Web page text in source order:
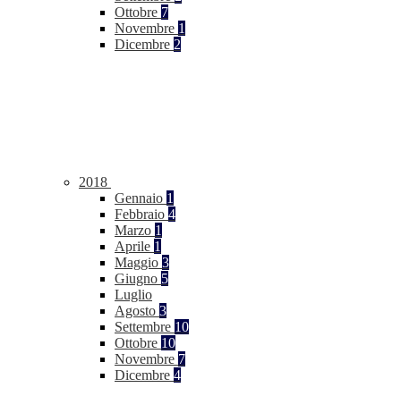
Ottobre 7
Novembre 1
Dicembre 2
2018
Gennaio 1
Febbraio 4
Marzo 1
Aprile 1
Maggio 3
Giugno 5
Luglio
Agosto 3
Settembre 10
Ottobre 10
Novembre 7
Dicembre 4